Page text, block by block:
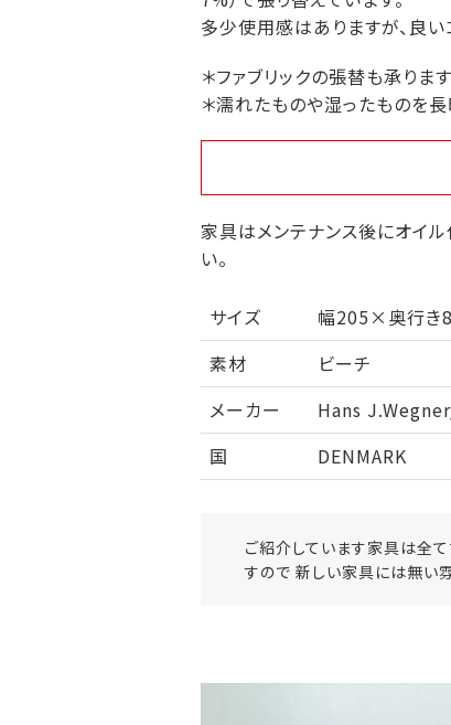
多少使用感はありますが、良い
＊ファブリックの張替も承りま
＊濡れたものや湿ったものを
家具はメンテナンス後にオイル
い。
サイズ
幅205×奥行き
素材
ビーチ
メーカー
Hans
国
DENMARK
ご紹介しています家具は全
すので 新しい家具には無い